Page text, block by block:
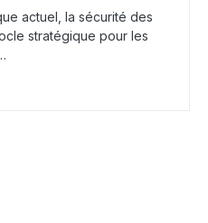
actuel, la sécurité des
stratégique pour les